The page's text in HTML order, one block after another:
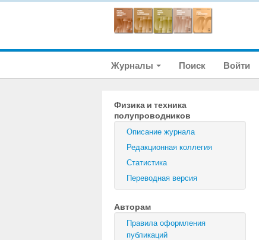
Журналы Поиск Войти
Физика и техника
полупроводников
Описание журнала
Редакционная коллегия
Статистика
Переводная версия
Авторам
Правила оформления
публикаций